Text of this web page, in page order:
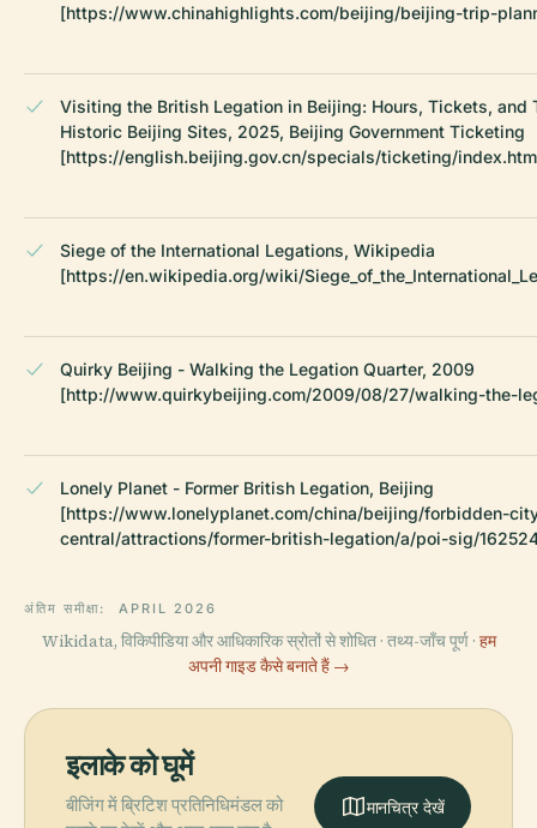
[https://www.chinahighlights.com/beijing/beijing-trip-
Visiting the British Legation in Beijing: Hours, Tickets, and
Historic Beijing Sites, 2025, Beijing Government Ticketing
[https://english.beijing.gov.cn/specials/ticketing/
Siege of the International Legations, Wikipedia
[https://en.wikipedia.org/wiki/
Quirky Beijing - Walking the Legation Quarter, 2009
[http://www.quirkybeijing.com/2009/08/27/walking-the-
Lonely Planet - Former British Legation, Beijing
[https://www.lonelyplanet.com/china/beijing/forbidden-
central/attractions/former-british-legation/a/poi-sig/
अंतिम समीक्षा: APRIL 2026
Wikidata, विकिपीडिया और आधिकारिक स्रोतों से शोधित · तथ्य-जाँच पूर्ण · हम
अपनी गाइड कैसे बनाते हैं →
इलाके को घूमें
बीजिंग में ब्रिटिश प्रतिनिधिमंडल को
मानचित्र देखें